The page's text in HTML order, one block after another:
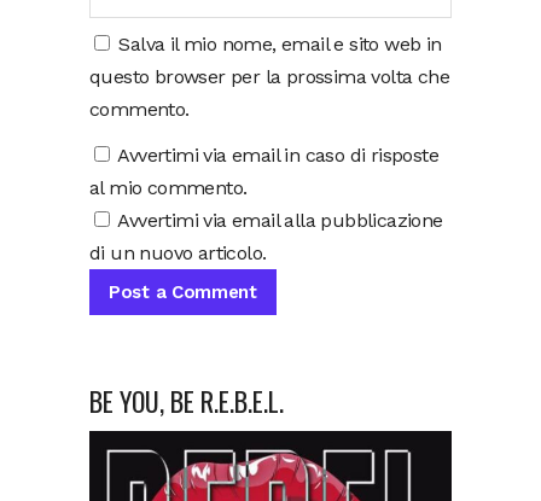
Salva il mio nome, email e sito web in
questo browser per la prossima volta che
commento.
Avvertimi via email in caso di risposte
al mio commento.
Avvertimi via email alla pubblicazione
di un nuovo articolo.
BE YOU, BE R.E.B.E.L.